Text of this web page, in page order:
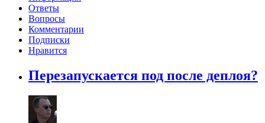
Ответы
Вопросы
Комментарии
Подписки
Нравится
Перезапускается под после деплоя?